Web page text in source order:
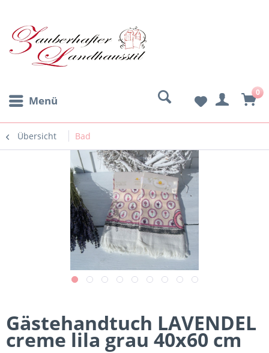
Menü
0
Übersicht Bad
Gästehandtuch LAVENDEL
creme lila grau 40x60 cm